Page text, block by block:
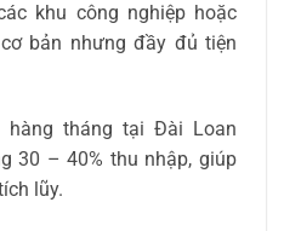
khu công nghiệp hoặc
bản nhưng đầy đủ tiện
tháng tại Đài Loan
30 – 40% thu nhập, giúp
lũy.